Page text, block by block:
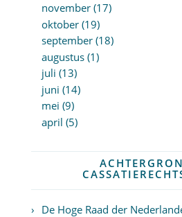
november (17)
oktober (19)
september (18)
augustus (1)
juli (13)
juni (14)
mei (9)
april (5)
De Hoge Raad der